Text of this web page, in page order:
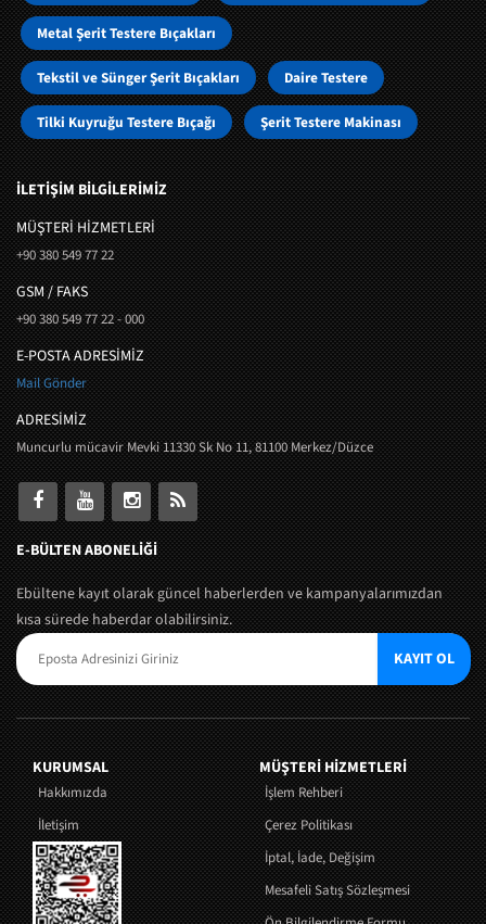
Metal Şerit Testere Bıçakları
Tekstil ve Sünger Şerit Bıçakları Daire Testere
Tilki Kuyruğu Testere Bıçağı Şerit Testere Makinası
İLETİŞİM BİLGİLERİMİZ
MÜŞTERI HIZMETLERI
+90 380 549 77 22
GSM / FAKS
+90 380 549 77 22 - 000
E-POSTA ADRESİMİZ
Mail Gönder
ADRESİMİZ
Muncurlu mücavir Mevki 11330 Sk No 11, 81100 Merkez/Düzce
E-BÜLTEN ABONELİĞİ
Ebültene kayıt olarak güncel haberlerden ve kampanyalarımızdan
kısa sürede haberdar olabilirsiniz.
KAYIT OL
KURUMSAL
Hakkımızda
İletişim
MÜŞTERI HIZMETLERI
İşlem Rehberi
Çerez Politikası
İptal, İade, Değişim
Mesafeli Satış Sözleşmesi